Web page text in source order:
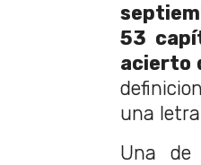
53
acierto
una
Una de